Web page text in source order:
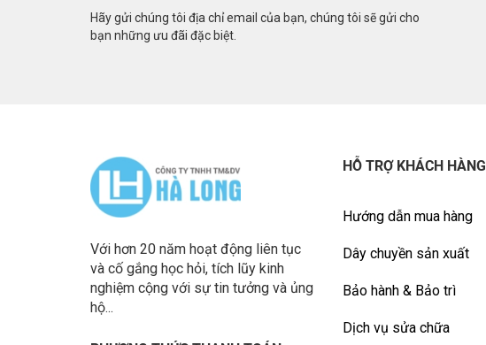
Hãy gửi chúng tôi địa chỉ email của bạn, chúng tôi sẽ gửi cho
bạn những ưu đãi đặc biệt.
Với hơn 20 năm hoạt động liên tục
và cố gắng học hỏi, tích lũy kinh
nghiệm cộng với sự tin tưởng và ủng
hộ...
HỖ TRỢ KHÁCH HÀNG
Hướng dẫn mua hàng
Dây chuyền sản xuất
Bảo hành & Bảo trì
Dịch vụ sửa chữa